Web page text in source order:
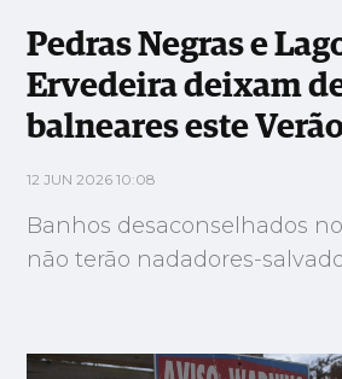
Pedras Negras e
Ervedeira deixam
balneares este
12 JUN 2026 10:08
Banhos desaconselhados
não terão nadadores-